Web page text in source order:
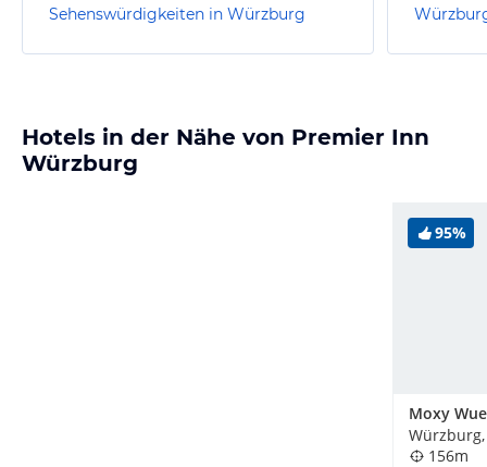
Sehenswürdigkeiten in Würzburg
Hotels in der Nähe von Premier Inn
Würzburg
95%
Moxy
156m